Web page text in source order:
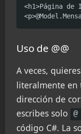
<h1>Página de
Uso de @@
A veces,
literalmente en
dirección de
escribes solo
@
código C#. La